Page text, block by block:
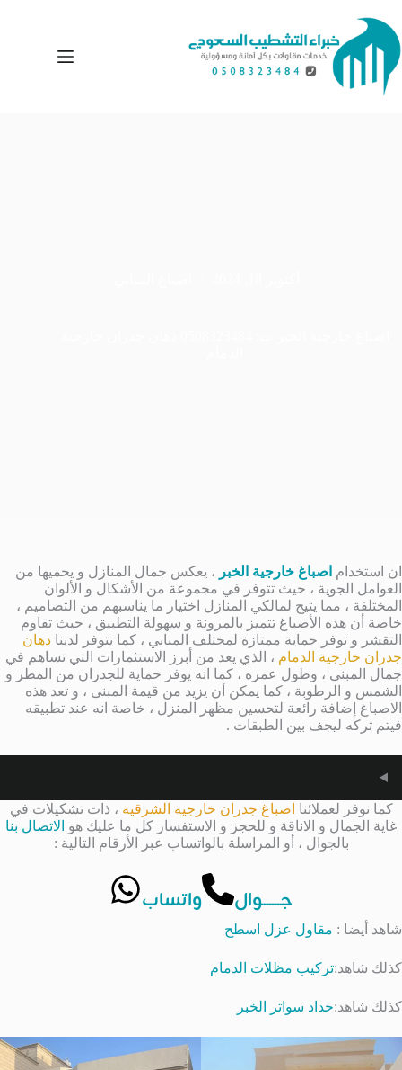
إلى
المحتوى
ان استخدام اصباغ خارجية الخبر ، يعكس جمال المنازل و يحميها من
العوامل الجوية ، حيث تتوفر في مجموعة من الأشكال و الألوان
المختلفة ، مما يتيح لمالكي المنازل اختيار ما يناسبهم من التصاميم ،
خاصة أن هذه الأصباغ تتميز بالمرونة و سهولة التطبيق ، حيث تقاوم
التقشر و توفر حماية ممتازة لمختلف المباني ، كما يتوفر لدينا دهان
جدران خارجية الدمام ، الذي يعد من أبرز الاستثمارات التي تساهم في
جمال المبنى ، وطول عمره ، كما انه يوفر حماية للجدران من المطر و
الشمس و الرطوبة ، كما يمكن أن يزيد من قيمة المبنى ، و تعد هذه
الاصباغ إضافة رائعة لتحسين مظهر المنزل ، خاصة انه عند تطبيقه
فيتم تركه ليجف بين الطبقات .
كما نوفر لعملائنا اصباغ جدران خارجية الشرقية ، ذات تشكيلات في
غاية الجمال و الاناقة و للحجز و الاستفسار كل ما عليك هو الاتصال بنا
بالجوال ، أو المراسلة بالواتساب عبر الأرقام التالية :
جــــــوال واتساب
شاهد أيضا : مقاول عزل اسطح
كذلك شاهد:تركيب مظلات الدمام
كذلك شاهد:حداد سواتر الخبر